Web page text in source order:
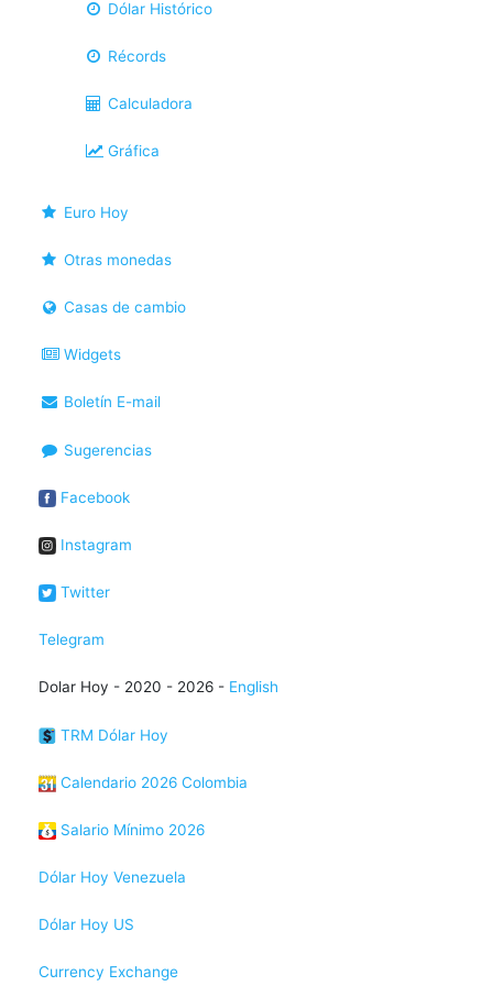
Dólar Histórico
Récords
Calculadora
Gráfica
Euro Hoy
Otras monedas
Casas de cambio
Widgets
Boletín E-mail
Sugerencias
Facebook
Instagram
Twitter
Telegram
Dolar Hoy - 2020 - 2026 - English
TRM Dólar Hoy
Calendario 2026 Colombia
Salario Mínimo 2026
Dólar Hoy Venezuela
Dólar Hoy US
Currency Exchange